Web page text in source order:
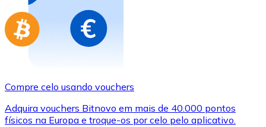
Ir para a loja de cartões-presente
Compre celo usando vouchers
Adquira vouchers Bitnovo em mais de 40.000 pontos
físicos na Europa e troque-os por celo pelo aplicativo.